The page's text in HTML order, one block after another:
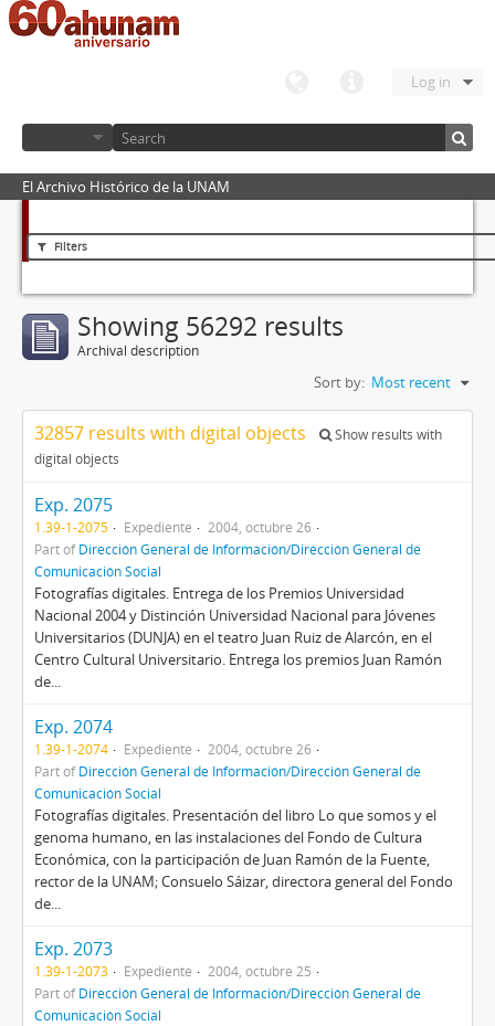
Log in
El Archivo Histórico de la UNAM
Filters
Showing 56292 results
Archival description
Sort by: Most recent
32857 results with digital objects
Show results with
digital objects
Exp. 2075
1.39-1-2075 Expediente
2004, octubre 26
Part ofDirección General de Información/Dirección General de
Comunicación Social
Fotografías digitales. Entrega de los Premios Universidad
Nacional 2004 y Distinción Universidad Nacional para Jóvenes
Universitarios (DUNJA) en el teatro Juan Ruiz de Alarcón, en el
Centro Cultural Universitario. Entrega los premios Juan Ramón
de...
Exp. 2074
1.39-1-2074 Expediente
2004, octubre 26
Part ofDirección General de Información/Dirección General de
Comunicación Social
Fotografías digitales. Presentación del libro Lo que somos y el
genoma humano, en las instalaciones del Fondo de Cultura
Económica, con la participación de Juan Ramón de la Fuente,
rector de la UNAM; Consuelo Sáizar, directora general del Fondo
de...
Exp. 2073
1.39-1-2073 Expediente
2004, octubre 25
Part ofDirección General de Información/Dirección General de
Comunicación Social